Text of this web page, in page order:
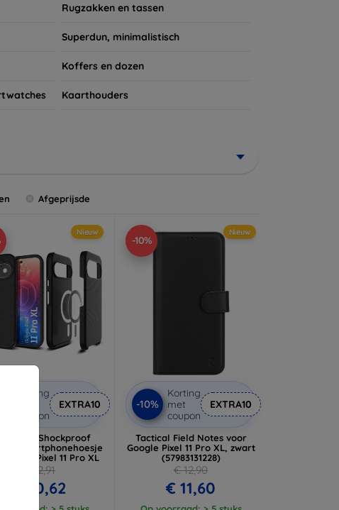
Rugzakken en tassen
Superdun, minimalistisch
Koffers en dozen
Kaarthouders
Afgeprijsde
Nieuw
Korting
coupon
EXTRA10
Hardy Shockproof
smartphonehoesje
Pixel 11 Pro XL
€ 22,91
€ 20,62
-10%
Nieuw
-10%
Korting
met
coupon
EXTRA10
Tactical Field Notes voor
Google Pixel 11 Pro XL, zwart
(57983131228)
€ 12,90
€ 11,60